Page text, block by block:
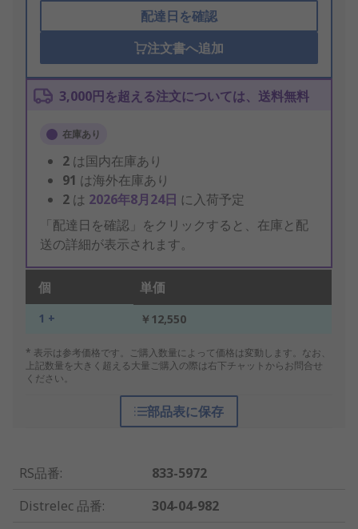
配達日を確認
注文書へ追加
3,000円を超える注文については、送料無料
在庫あり
2 は国内在庫あり
91 は海外在庫あり
2 は 2026年8月24日 に入荷予定
「配達日を確認」をクリックすると、在庫と配
送の詳細が表示されます。
個 単価
1 + ￥12,550
* 表示は参考価格です。ご購入数量によって価格は変動します。なお、
上記数量を大きく超える大量ご購入の際は右下チャットからお問合せ
ください。
部品表に保存
RS品番:
833-5972
Distrelec 品番:
304-04-982